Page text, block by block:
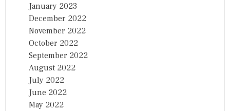
January 2023
December 2022
November 2022
October 2022
September 2022
August 2022
July 2022
June 2022
May 2022